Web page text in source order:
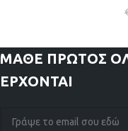
ΜΑΘΕ ΠΡΩΤΟΣ
ΕΡΧΟΝΤΑΙ